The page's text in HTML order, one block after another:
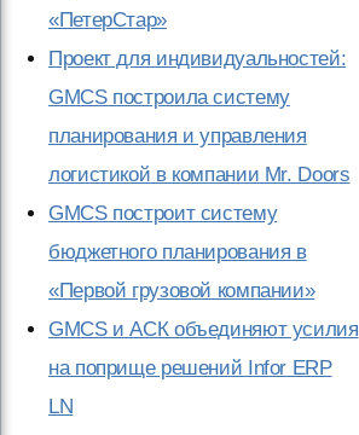
«ПетерСтар»
Проект для индивидуальностей:
GMCS построила систему
планирования и управления
логистикой в компании Mr. Doors
GMCS построит систему
бюджетного планирования в
«Первой грузовой компании»
GMCS и АСК объединяют усилия
на поприще решений Infor ERP
LN